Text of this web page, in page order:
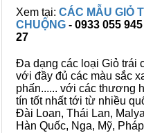
Xem tại: CÁC MẪU GIỎ
CHUỘNG - 0933 055
27
Đa dạng các loại Giỏ trái
với đầy đủ các màu sắc
phấn...... với các thương
tín tốt nhất tới từ nhiều
Đài Loan, Thái Lan,
Hàn Quốc, Nga, Mỹ,